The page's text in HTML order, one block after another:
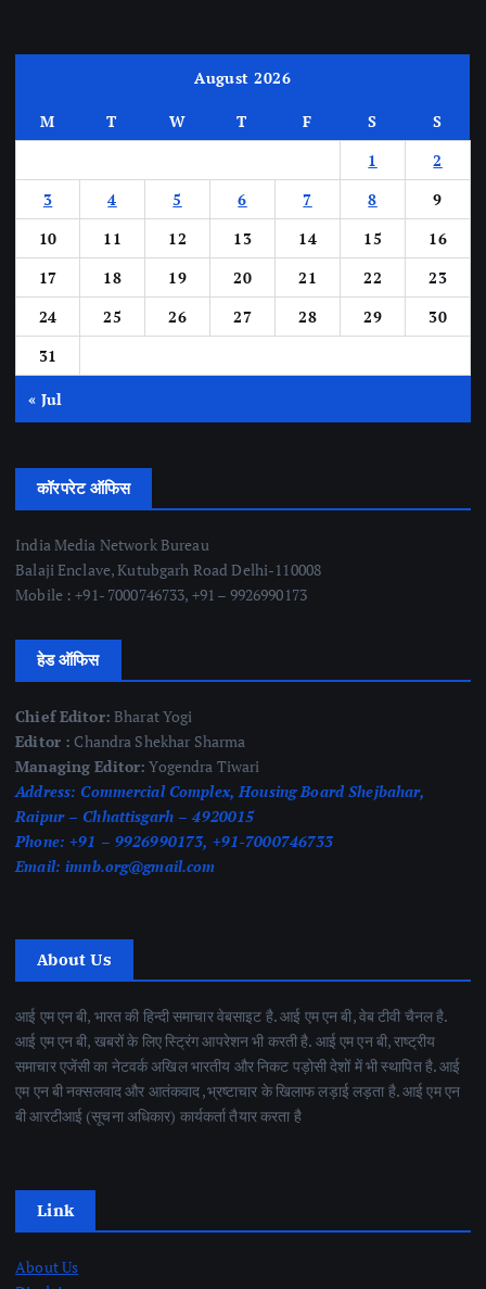
August 2026
M T W T F S
S
1
2
3
4 5 6 7 8
9
10
11 12 13 14 15
16
17
18 19 20 21 22
23
24
25 26 27 28 29
30
31
« Jul
कॉरपरेट ऑफिस
India Media Network Bureau
Balaji Enclave, Kutubgarh Road Delhi-110008
Mobile : +91- 7000746733, +91 – 9926990173
हेड ऑफिस
Chief Editor: Bharat Yogi
Editor : Chandra Shekhar Sharma
Managing Editor: Yogendra Tiwari
Address: Commercial Complex, Housing Board Shejbahar,
Raipur – Chhattisgarh – 4920015
Phone: +91 – 9926990173, +91-7000746733
Email: imnb.org@gmail.com
About Us
आई एम एन बी, भारत की हिन्दी समाचार वेबसाइट है. आई एम एन बी, वेब टीवी चैनल है.
आई एम एन बी, खबरों के लिए स्ट्रिंग आपरेशन भी करती है. आई एम एन बी, राष्ट्रीय
समाचार एजेंसी का नेटवर्क अखिल भारतीय और निकट पड़ोसी देशों में भी स्थापित है. आई
एम एन बी नक्सलवाद और आतंकवाद ,भ्रष्टाचार के खिलाफ लड़ाई लड़ता है. आई एम एन
बी आरटीआई (सूचना अधिकार) कार्यकर्ता तैयार करता है
Link
About Us